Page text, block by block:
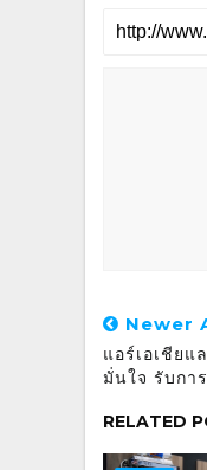
Newer
แอร์เอเชีย
มั่นใจ รับกา
RELATED